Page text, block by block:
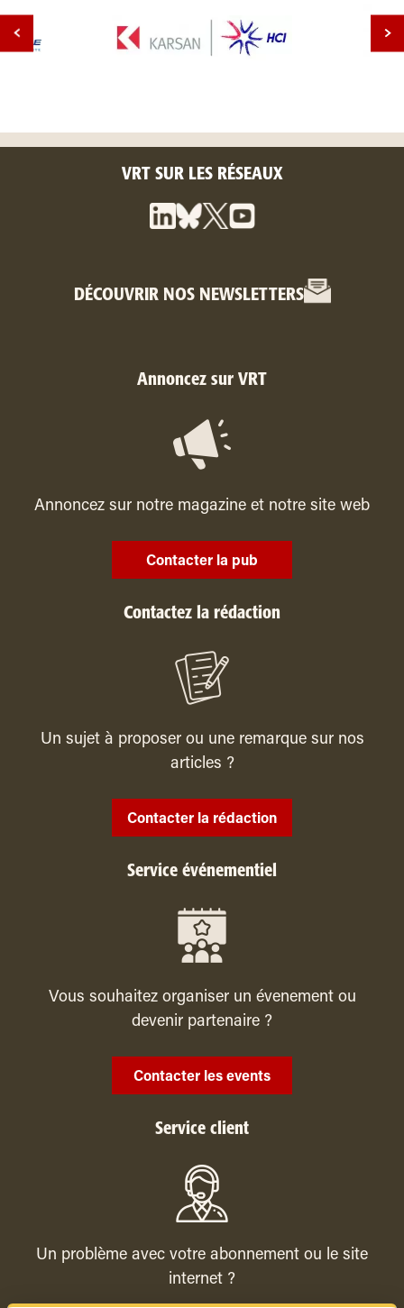
VRT SUR LES RÉSEAUX
DÉCOUVRIR NOS NEWSLETTERS
Annoncez sur VRT
Annoncez sur notre magazine et notre site web
Contacter la pub
Contactez la rédaction
Un sujet à proposer ou une remarque sur nos
articles ?
Contacter la rédaction
Service événementiel
Vous souhaitez organiser un évenement ou
devenir partenaire ?
Contacter les events
Service client
Un problème avec votre abonnement ou le site
internet ?